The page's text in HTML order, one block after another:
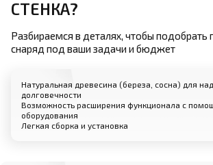
СТЕНКА?
Разбираемся в деталях, чтобы
снаряд под ваши задачи и бюджет
Натуральная древесина (береза, сосна) для
долговечности
Возможность расширения функционала с
оборудования
Легкая сборка и установка